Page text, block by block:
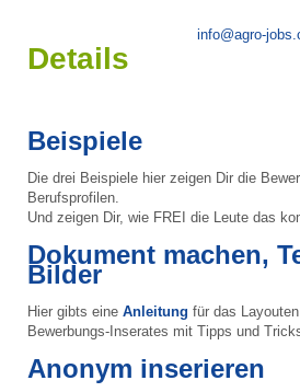
info@agro-
Details
Beispiele
Die drei Beispiele hier zeigen Dir die
Berufsprofilen.
Und zeigen Dir, wie FREI die Leute das
Dokument machen,
Bilder
Hier gibts eine Anleitung für das
Bewerbungs-Inserates mit Tipps und
Anonym inserieren